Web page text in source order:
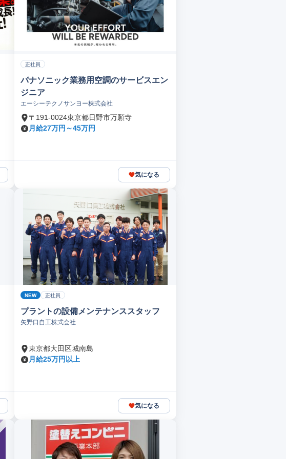
正社員
パナソニック業務用空調のサービスエン
ジニア
エーシーテクノサンヨー株式会社
〒191-0024東京都日野市万願寺
月給27万円～45万円
気になる
NEW 正社員
プラントの設備メンテナンススタッフ
矢野口自工株式会社
東京都大田区城南島
月給25万円以上
気になる